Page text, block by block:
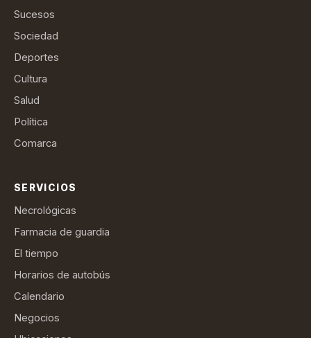
Sucesos
Sociedad
Deportes
Cultura
Salud
Política
Comarca
SERVICIOS
Necrológicas
Farmacia de guardia
El tiempo
Horarios de autobús
Calendario
Negocios